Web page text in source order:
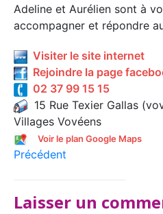
Adeline et Aurélien sont à
accompagner et répondre
Visiter le site internet
Rejoindre la page
02 37 99 15 15
15 Rue Texier Gallas
Villages Vovéens
Voir le plan Google Maps
Précédent
Laisser un